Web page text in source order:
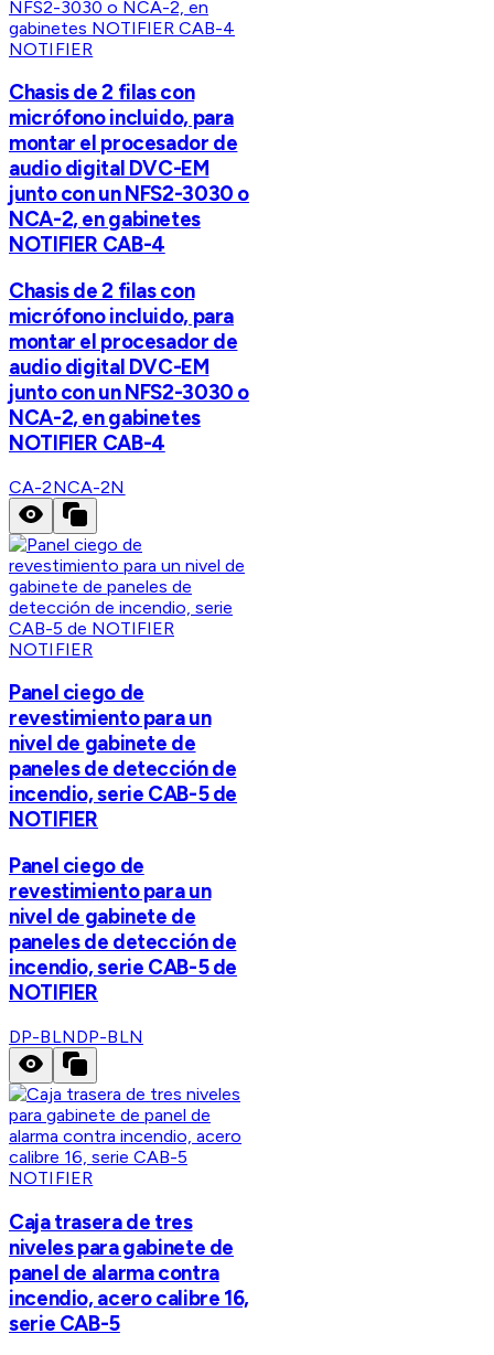
NOTIFIER
Chasis de 2 filas con
micrófono incluido, para
montar el procesador de
audio digital DVC-EM
junto con un NFS2-3030 o
NCA-2, en gabinetes
NOTIFIER CAB-4
Chasis de 2 filas con
micrófono incluido, para
montar el procesador de
audio digital DVC-EM
junto con un NFS2-3030 o
NCA-2, en gabinetes
NOTIFIER CAB-4
CA-2NCA-2N
NOTIFIER
Panel ciego de
revestimiento para un
nivel de gabinete de
paneles de detección de
incendio, serie CAB-5 de
NOTIFIER
Panel ciego de
revestimiento para un
nivel de gabinete de
paneles de detección de
incendio, serie CAB-5 de
NOTIFIER
DP-BLNDP-BLN
NOTIFIER
Caja trasera de tres
niveles para gabinete de
panel de alarma contra
incendio, acero calibre 16,
serie CAB-5